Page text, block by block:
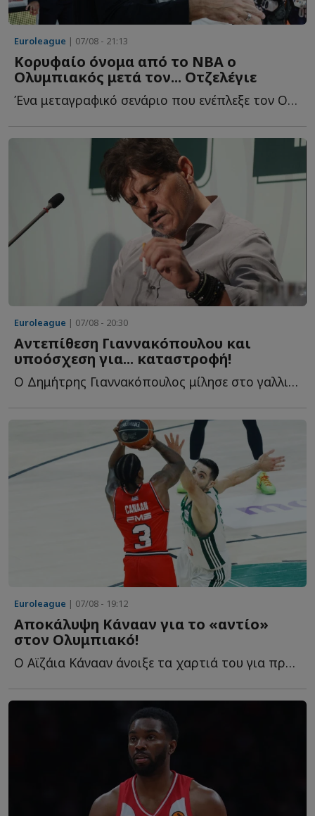
Euroleague | 07/08 - 21:13
Κορυφαίο όνομα από το NBA ο
Ολυμπιακός μετά τον... Οτζελέγιε
Ένα μεταγραφικό σενάριο που ενέπλεξε τον Ολυμπιακό κ...
Euroleague | 07/08 - 20:30
Αντεπίθεση Γιαννακόπουλου και
υποόσχεση για... καταστροφή!
Ο Δημήτρης Γιαννακόπουλος μίλησε στο γαλλικό κανάλι Eu...
Euroleague | 07/08 - 19:12
Αποκάλυψη Κάνααν για το «αντίο»
στον Ολυμπιακό!
Ο Αϊζάια Κάνααν άνοιξε τα χαρτιά του για πρώτη φορά σ...